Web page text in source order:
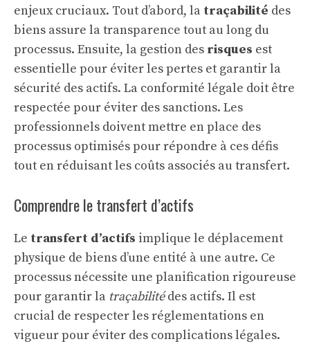
enjeux cruciaux. Tout d’abord, la traçabilité des
biens assure la transparence tout au long du
processus. Ensuite, la gestion des risques est
essentielle pour éviter les pertes et garantir la
sécurité des actifs. La conformité légale doit être
respectée pour éviter des sanctions. Les
professionnels doivent mettre en place des
processus optimisés pour répondre à ces défis
tout en réduisant les coûts associés au transfert.
Comprendre le transfert d’actifs
Le transfert d’actifs implique le déplacement
physique de biens d’une entité à une autre. Ce
processus nécessite une planification rigoureuse
pour garantir la traçabilitédes actifs. Il est
crucial de respecter les réglementations en
vigueur pour éviter des complications légales.